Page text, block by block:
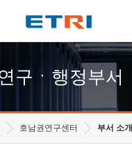
구ㆍ행정부서
호남권연구센터 부서 소개